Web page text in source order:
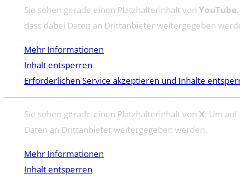
Sie sehen gerade einen Platzhalterinhalt von YouTube
dass dabei Daten an Drittanbieter weitergegeben
Mehr Informationen
Inhalt entsperren
Erforderlichen Service akzeptieren und Inhalte
Sie sehen gerade einen Platzhalterinhalt von X. Um
Daten an Drittanbieter weitergegeben werden.
Mehr Informationen
Inhalt entsperren